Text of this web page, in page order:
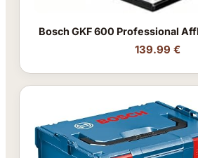
Bosch GKF 600 Professional
139.99 €